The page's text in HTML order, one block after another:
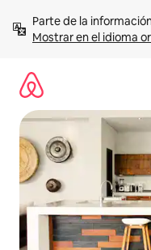
contenidoMostrar en el idioma